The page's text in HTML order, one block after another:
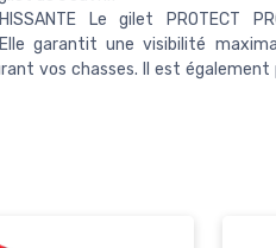
Le gilet
garantit une visibilité
vos chasses. Il est